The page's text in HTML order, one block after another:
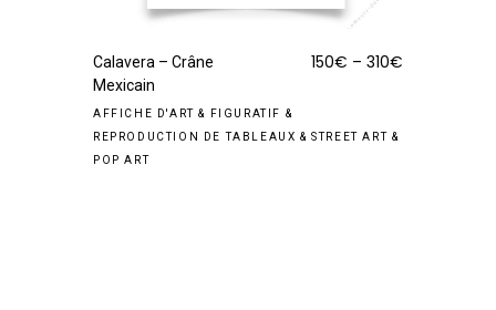
Calavera – Crâne
Mexicain
150€ – 310€
AFFICHE D'ART & FIGURATIF &
REPRODUCTION DE TABLEAUX &STREET ART &
POP ART